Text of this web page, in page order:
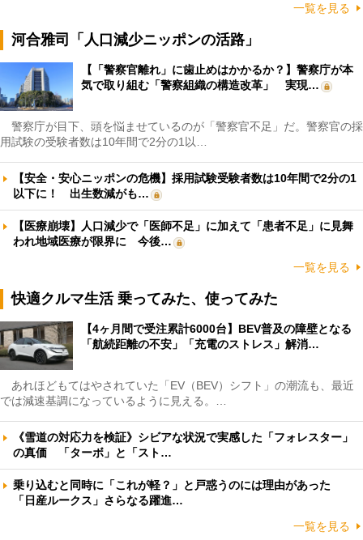
一覧を見る
河合雅司「人口減少ニッポンの活路」
【「警察官離れ」に歯止めはかかるか？】警察庁が本
気で取り組む「警察組織の構造改革」 実現…
警察庁が目下、頭を悩ませているのが「警察官不足」だ。警察官の採
用試験の受験者数は10年間で2分の1以…
【安全・安心ニッポンの危機】採用試験受験者数は10年間で2分の1
以下に！ 出生数減がも…
【医療崩壊】人口減少で「医師不足」に加えて「患者不足」に見舞
われ地域医療が限界に 今後…
一覧を見る
快適クルマ生活 乗ってみた、使ってみた
【4ヶ月間で受注累計6000台】BEV普及の障壁となる
「航続距離の不安」「充電のストレス」解消…
あれほどもてはやされていた「EV（BEV）シフト」の潮流も、最近
では減速基調になっているように見える。…
《雪道の対応力を検証》シビアな状況で実感した「フォレスター」
の真価 「ターボ」と「スト…
乗り込むと同時に「これが軽？」と戸惑うのには理由があった
「日産ルークス」さらなる躍進…
一覧を見る